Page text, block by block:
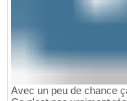
Avec un peu de chance